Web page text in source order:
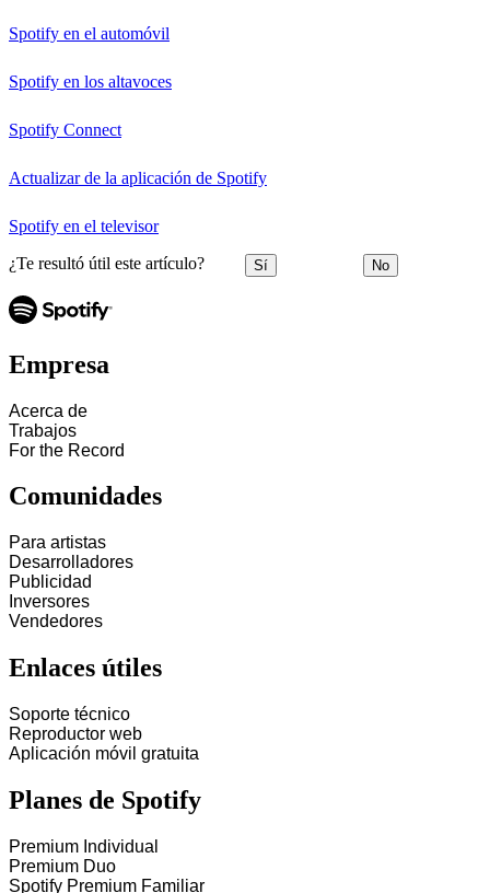
Spotify en el automóvil
Spotify en los altavoces
Spotify Connect
Actualizar de la aplicación de Spotify
Spotify en el televisor
¿Te resultó útil este artículo? Sí No
Empresa
Acerca de
Trabajos
For the Record
Comunidades
Para artistas
Desarrolladores
Publicidad
Inversores
Vendedores
Enlaces útiles
Soporte técnico
Reproductor web
Aplicación móvil gratuita
Planes de Spotify
Premium Individual
Premium Duo
Spotify Premium Familiar